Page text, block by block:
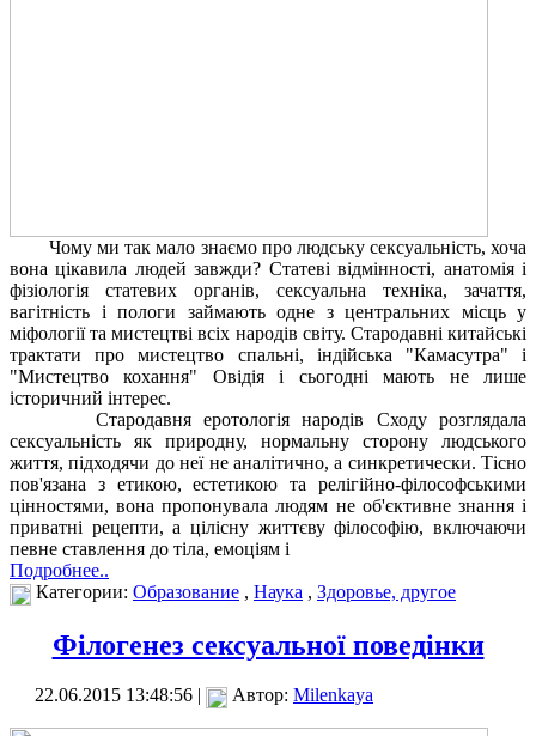
Чому ми так мало знаємо про людську сексуальність, хоча
вона цікавила людей завжди? Статеві відмінності, анатомія і
фізіологія статевих органів, сексуальна техніка, зачаття,
вагітність і пологи займають одне з центральних місць у
міфології та мистецтві всіх народів світу. Стародавні китайські
трактати про мистецтво спальні, індійська "Камасутра" і
"Мистецтво кохання" Овідія і сьогодні мають не лише
історичний інтерес.
Стародавня еротологія народів Сходу розглядала
сексуальність як природну, нормальну сторону людського
життя, підходячи до неї не аналітично, а синкретически. Тісно
пов'язана з етикою, естетикою та релігійно-філософськими
цінностями, вона пропонувала людям не об'єктивне знання і
приватні рецепти, а цілісну життєву філософію, включаючи
певне ставлення до тіла, емоціям і
Подробнее..
Категории: Образование , Наука , Здоровье, другое
Філогенез сексуальної поведінки
22.06.2015 13:48:56 | Автор: Milenkaya